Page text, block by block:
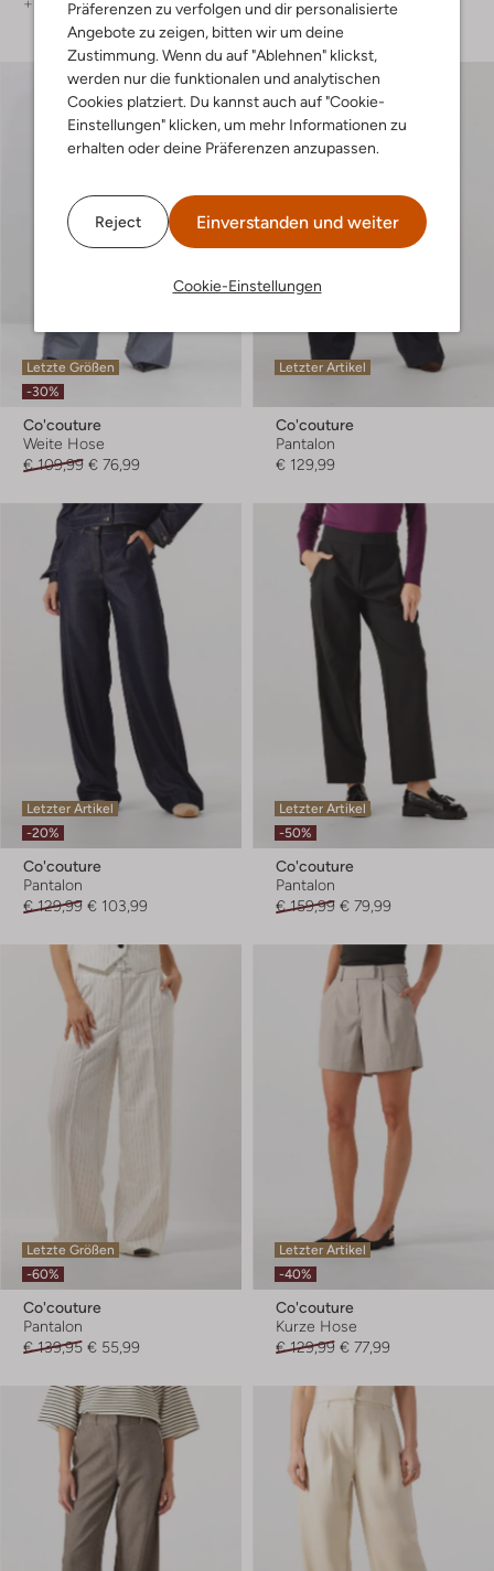
Präferenzen zu verfolgen und dir personalisierte
Angebote zu zeigen, bitten wir um deine
Zustimmung. Wenn du auf "Ablehnen" klickst,
werden nur die funktionalen und analytischen
Cookies platziert. Du kannst auch auf "Cookie-
Einstellungen" klicken, um mehr Informationen zu
erhalten oder deine Präferenzen anzupassen.
Reject Einverstanden und weiter
Cookie-Einstellungen
+ mehr farben
Letzte Größen
-30%
Co'couture
Weite Hose
€ 109,99 € 76,99
Letzter Artikel
Co'couture
Pantalon
€ 129,99
Letzter Artikel
-20%
Co'couture
Pantalon
€ 129,99 € 103,99
Letzter Artikel
-50%
Co'couture
Pantalon
€ 159,99 € 79,99
Letzte Größen
-60%
Co'couture
Pantalon
€ 139,95 € 55,99
Letzter Artikel
-40%
Co'couture
Kurze Hose
€ 129,99 € 77,99